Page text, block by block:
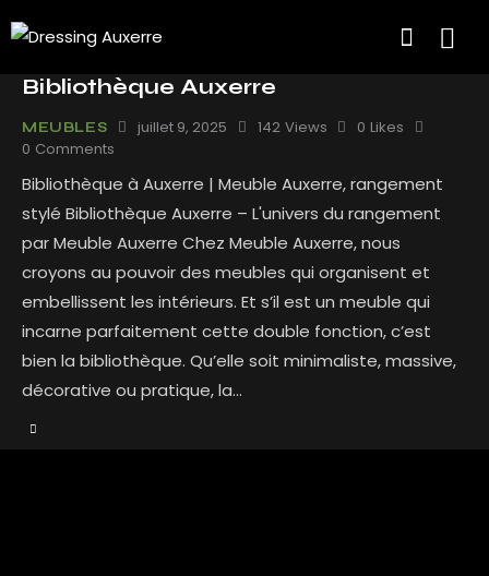
Bibliothèque Auxerre
MEUBLES juillet 9, 2025 142 Views 0 Likes
0 Comments
Bibliothèque à Auxerre | Meuble Auxerre, rangement
stylé Bibliothèque Auxerre – L'univers du rangement
par Meuble Auxerre Chez Meuble Auxerre, nous
croyons au pouvoir des meubles qui organisent et
embellissent les intérieurs. Et s’il est un meuble qui
incarne parfaitement cette double fonction, c’est
bien la bibliothèque. Qu’elle soit minimaliste, massive,
décorative ou pratique, la…